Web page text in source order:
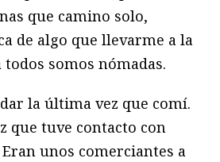
que camino solo,
de algo que llevarme a la
todos somos nómadas.
la última vez que comí.
que tuve contacto con
unos comerciantes a